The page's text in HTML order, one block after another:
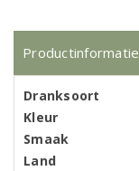
Productinformatie
Dranksoort
Kleur
Smaak
Land